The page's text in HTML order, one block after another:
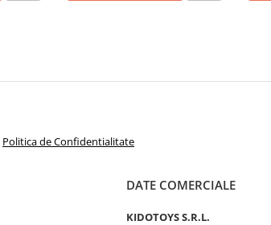
Politica de Confidentialitate
DATE COMERCIALE
KIDOTOYS S.R.L.